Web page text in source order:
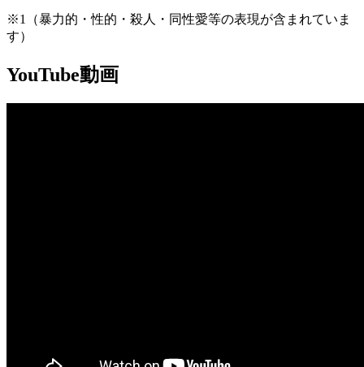
※1（暴力的・性的・殺人・同性愛等の表現が含まれていま
す）
YouTube動画